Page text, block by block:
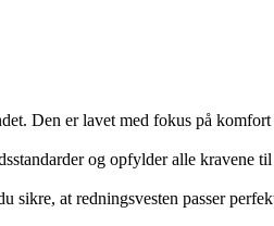
Den er lavet med fokus på
og opfylder alle kravene
sikre, at redningsvesten passer